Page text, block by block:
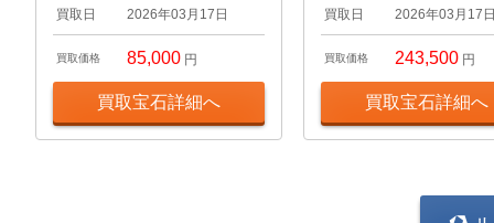
買取日 2026年03月17日
買取価格 85,000 円
買取宝石詳細へ
買取日 2026年03月17
買取価格 243,500 円
買取宝石詳細へ